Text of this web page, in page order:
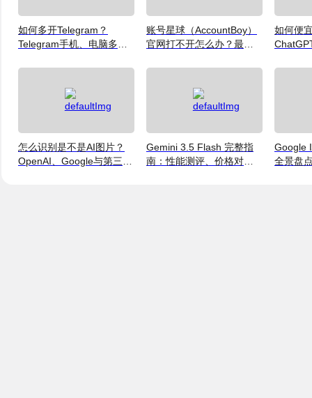
如何多开Telegram？
Telegram手机、电脑多账
账号星球（AccountBoy）
官网打不开怎么办？最新
如何便
怎么识别是不是AI图片？
OpenAI、Google与第三方
Gemini 3.5 Flash 完整指
南：性能测评、价格对比
Google
全景盘